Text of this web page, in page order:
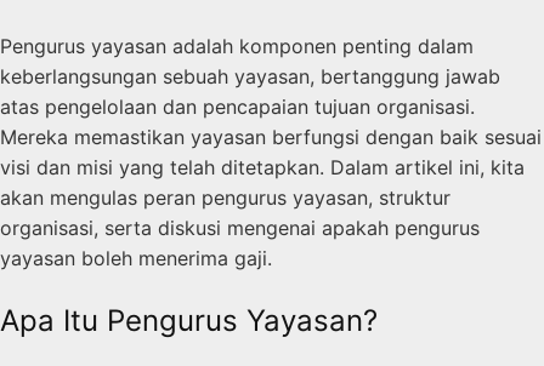
Pengurus yayasan adalah komponen penting dalam
keberlangsungan sebuah yayasan, bertanggung jawab
atas pengelolaan dan pencapaian tujuan organisasi.
Mereka memastikan yayasan berfungsi dengan baik sesuai
visi dan misi yang telah ditetapkan. Dalam artikel ini, kita
akan mengulas peran pengurus yayasan, struktur
organisasi, serta diskusi mengenai apakah pengurus
yayasan boleh menerima gaji.
Apa Itu Pengurus Yayasan?